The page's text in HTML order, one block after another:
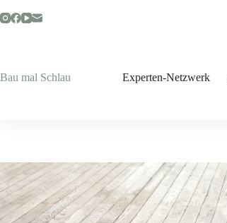
Inhalt
Bau mal Schlau Experten-Netzwerk